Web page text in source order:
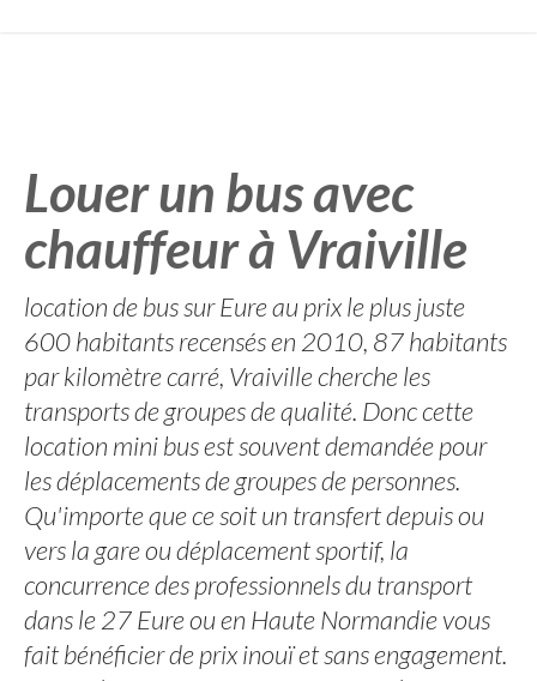
Louer un bus avec
chauffeur à Vraiville
location de bus sur Eure au prix le plus juste
600 habitants recensés en 2010, 87 habitants
par kilomètre carré, Vraiville cherche les
transports de groupes de qualité. Donc cette
location mini bus est souvent demandée pour
les déplacements de groupes de personnes.
Qu'importe que ce soit un transfert depuis ou
vers la gare ou déplacement sportif, la
concurrence des professionnels du transport
dans le 27 Eure ou en Haute Normandie vous
fait bénéficier de prix inouï et sans engagement.